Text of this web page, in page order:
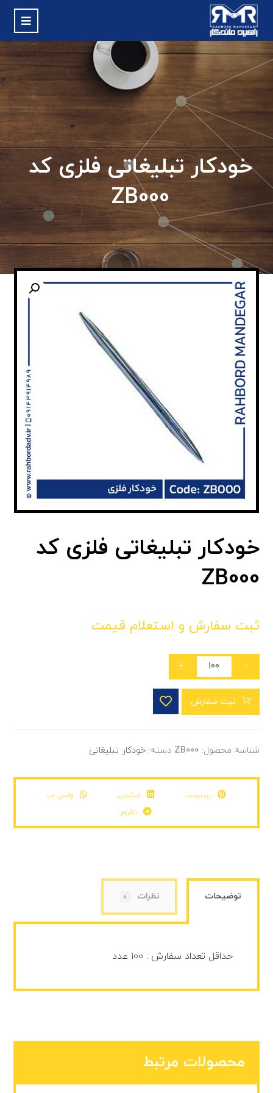
خودکار تبلیغاتی فلزی کد
ZB000
خودکار تبلیغاتی فلزی کد
ZB000
ثبت سفارش و استعلام قیمت
-
+
ثبت سفارش
شناسه محصول:ZB000 دسته:خودکار تبلیغاتی
پینترست لینکدین
واتس اپ
تلگرام
توضیحات نظرات 0
حداقل تعداد سفارش : 100 عدد
محصولات مرتبط